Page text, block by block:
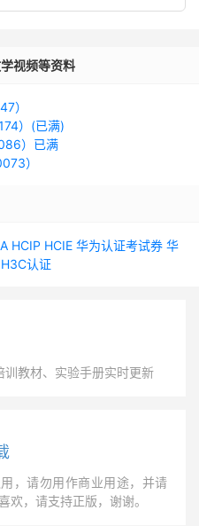
视频等资料
）
）(已满)
）已满
）
HCIP HCIE 华为认证考试券 华
H3C认证
训教材、实验手册实时更新
，请勿用作商业用途，并请
欢，请支持正版，谢谢。